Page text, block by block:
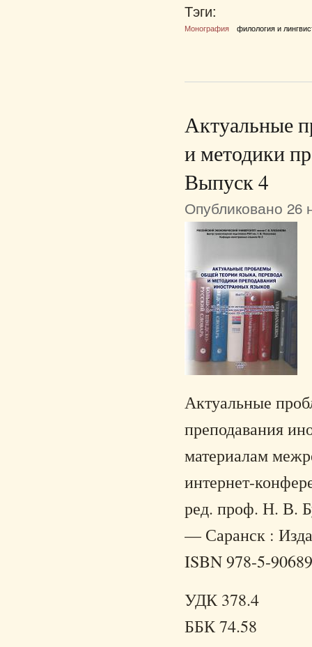
Тэги:
Монография филология и
Актуальные
и методики
Выпуск 4
Опубликовано 26
Актуальные
преподавания
материалам
интернет-
ред. проф. Н. В.
— Саранск :
ISBN 978-5-
УДК 378.4
ББК 74.58